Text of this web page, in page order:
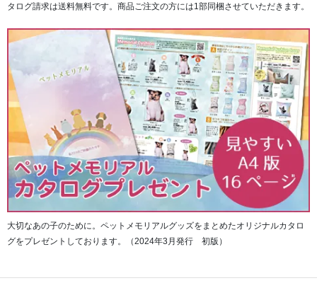
タログ請求は送料無料です。商品ご注文の方には1部同梱させていただきます。
大切なあの子のために。ペットメモリアルグッズをまとめたオリジナルカタロ
グをプレゼントしております。（2024年3月発行 初版）